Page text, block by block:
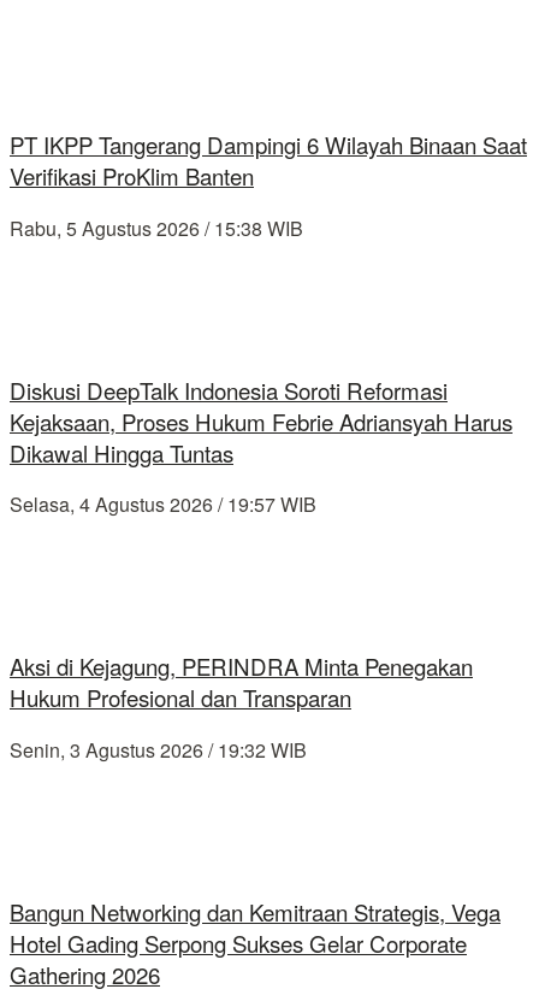
PT IKPP Tangerang Dampingi 6 Wilayah Binaan Saat
Verifikasi ProKlim Banten
Rabu, 5 Agustus 2026 / 15:38 WIB
Diskusi DeepTalk Indonesia Soroti Reformasi
Kejaksaan, Proses Hukum Febrie Adriansyah Harus
Dikawal Hingga Tuntas
Selasa, 4 Agustus 2026 / 19:57 WIB
Aksi di Kejagung, PERINDRA Minta Penegakan
Hukum Profesional dan Transparan
Senin, 3 Agustus 2026 / 19:32 WIB
Bangun Networking dan Kemitraan Strategis, Vega
Hotel Gading Serpong Sukses Gelar Corporate
Gathering 2026